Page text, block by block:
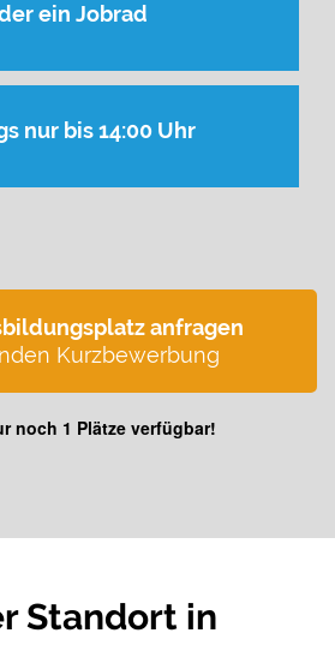
ein Jobrad
nur bis 14:00 Uhr
anfragen
Kurzbewerbung
noch 1 Plätze verfügbar!
Standort in